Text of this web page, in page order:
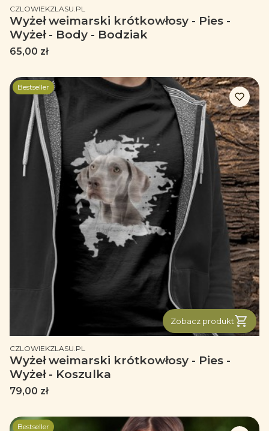
PRODUCENT
CZLOWIEKZLASU.PL
Wyżeł weimarski krótkowłosy - Pies -
Wyżeł - Body - Bodziak
Cena
65,00 zł
Bestseller
Zobacz produkt
PRODUCENT
CZLOWIEKZLASU.PL
Wyżeł weimarski krótkowłosy - Pies -
Wyżeł - Koszulka
Cena
79,00 zł
Bestseller